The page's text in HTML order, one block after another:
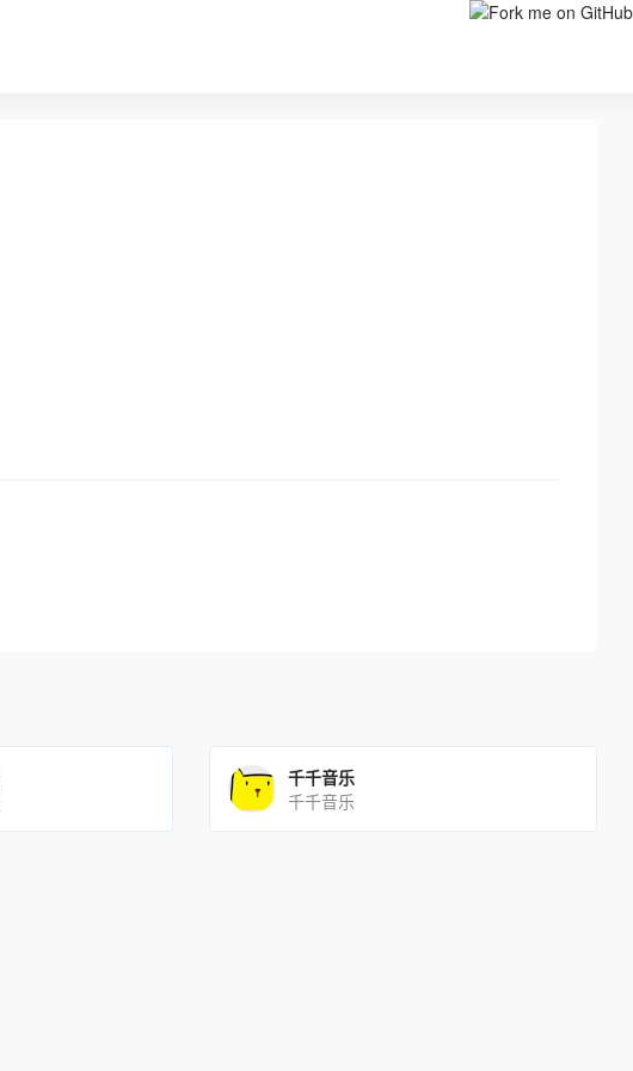
千千音乐
千千音乐